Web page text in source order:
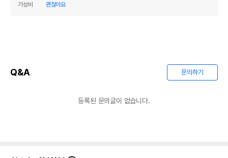
가성비
괜찮아요
Q&A 문의하기
등록된 문의글이 없습니다.